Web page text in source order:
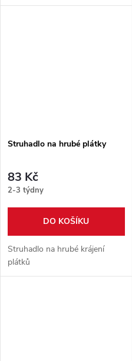
Struhadlo na hrubé plátky
83 Kč
2-3 týdny
DO KOŠÍKU
Struhadlo na hrubé krájení
plátků